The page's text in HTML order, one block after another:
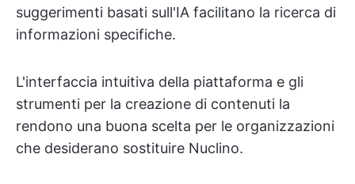
suggerimenti basati sull'IA facilitano la ricerca di
informazioni specifiche.
L'interfaccia intuitiva della piattaforma e gli
strumenti per la creazione di contenuti la
rendono una buona scelta per le organizzazioni
che desiderano sostituire Nuclino.